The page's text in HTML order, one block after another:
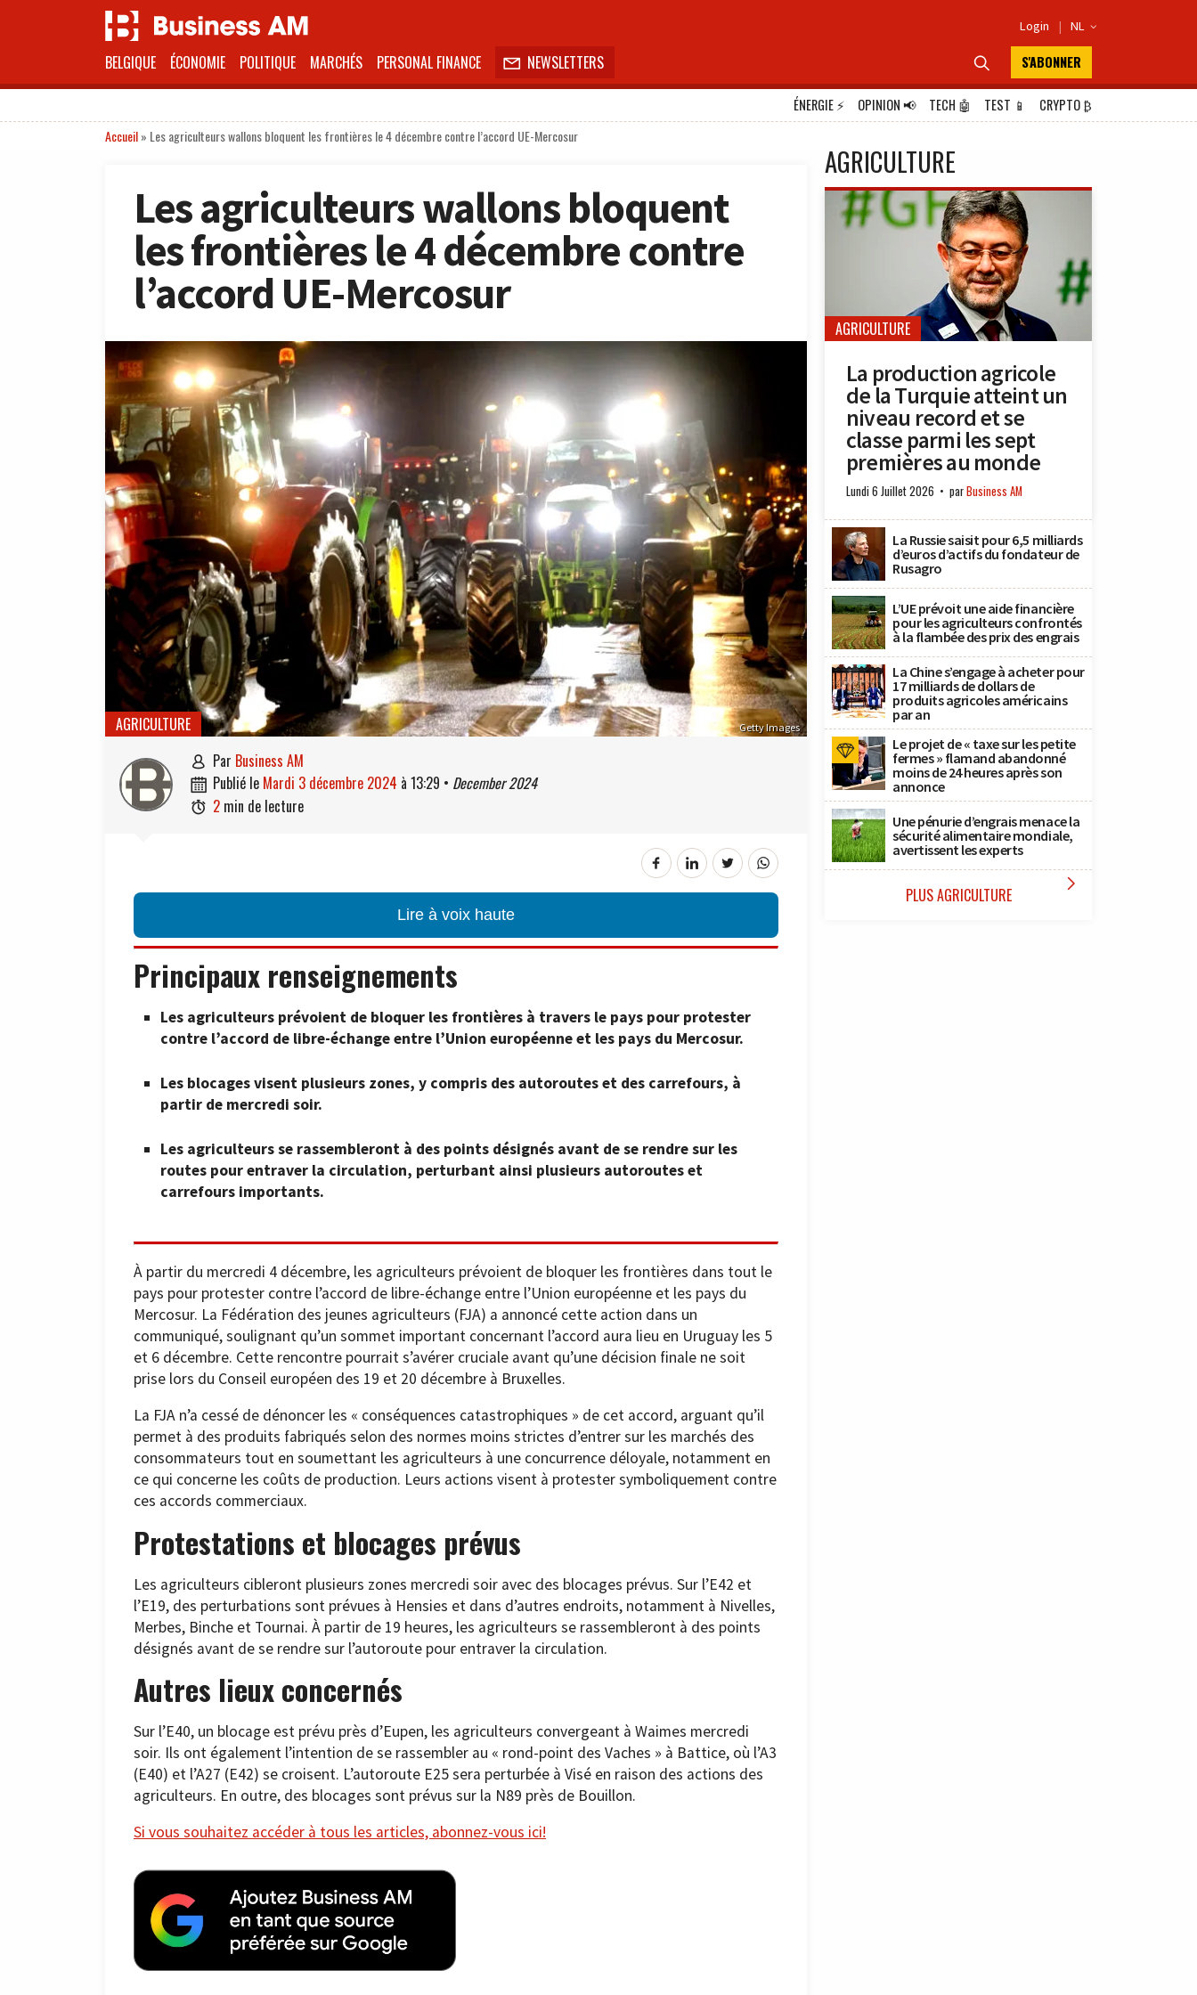
Login | NL 
BELGIQUE ÉCONOMIE POLITIQUE MARCHÉS PERSONAL FINANCE  NEWSLETTERS  S'ABONNER
ÉNERGIE⚡ OPINION📢 TECH 🤖 TEST 📱 CRYPTO₿
Accueil» Les agriculteurs wallons bloquent les frontières le 4 décembre contre l’accord UE-Mercosur
Les agriculteurs wallons bloquent
les frontières le 4 décembre contre
l’accord UE-Mercosur
Getty Images
AGRICULTURE
 par Business AM
 publié le mardi 3 décembre 2024 à 13:29 • December 2024
 2 min de lecture
Lire à voix haute
Principaux renseignements
Les agriculteurs prévoient de bloquer les frontières à travers le pays pour protester
contre l’accord de libre-échange entre l’Union européenne et les pays du Mercosur.
Les blocages visent plusieurs zones, y compris des autoroutes et des carrefours, à
partir de mercredi soir.
Les agriculteurs se rassembleront à des points désignés avant de se rendre sur les
routes pour entraver la circulation, perturbant ainsi plusieurs autoroutes et
carrefours importants.
À partir du mercredi 4 décembre, les agriculteurs prévoient de bloquer les frontières dans tout le
pays pour protester contre l’accord de libre-échange entre l’Union européenne et les pays du
Mercosur. La Fédération des jeunes agriculteurs (FJA) a annoncé cette action dans un
communiqué, soulignant qu’un sommet important concernant l’accord aura lieu en Uruguay les 5
et 6 décembre. Cette rencontre pourrait s’avérer cruciale avant qu’une décision finale ne soit
prise lors du Conseil européen des 19 et 20 décembre à Bruxelles.
La FJA n’a cessé de dénoncer les « conséquences catastrophiques » de cet accord, arguant qu’il
permet à des produits fabriqués selon des normes moins strictes d’entrer sur les marchés des
consommateurs tout en soumettant les agriculteurs à une concurrence déloyale, notamment en
ce qui concerne les coûts de production. Leurs actions visent à protester symboliquement contre
ces accords commerciaux.
Protestations et blocages prévus
Les agriculteurs cibleront plusieurs zones mercredi soir avec des blocages prévus. Sur l’E42 et
l’E19, des perturbations sont prévues à Hensies et dans d’autres endroits, notamment à Nivelles,
Merbes, Binche et Tournai. À partir de 19 heures, les agriculteurs se rassembleront à des points
désignés avant de se rendre sur l’autoroute pour entraver la circulation.
Autres lieux concernés
Sur l’E40, un blocage est prévu près d’Eupen, les agriculteurs convergeant à Waimes mercredi
soir. Ils ont également l’intention de se rassembler au « rond-point des Vaches » à Battice, où l’A3
(E40) et l’A27 (E42) se croisent. L’autoroute E25 sera perturbée à Visé en raison des actions des
agriculteurs. En outre, des blocages sont prévus sur la N89 près de Bouillon.
Si vous souhaitez accéder à tous les articles, abonnez-vous ici!
AGRICULTURE
AGRICULTURE
La production agricole
de la Turquie atteint un
niveau record et se
classe parmi les sept
premières au monde
Lundi 6 Juillet 2026 parBusiness AM
La Russie saisit pour 6,5 milliards
d’euros d’actifs du fondateur de
Rusagro
L’UE prévoit une aide financière
pour les agriculteurs confrontés
à la flambée des prix des engrais
La Chine s’engage à acheter pour
17 milliards de dollars de
produits agricoles américains
par an
Le projet de « taxe sur les petite
fermes » flamand abandonné
moins de 24 heures après son
annonce
Une pénurie d’engrais menace la
sécurité alimentaire mondiale,
avertissent les experts
PLUS AGRICULTURE 